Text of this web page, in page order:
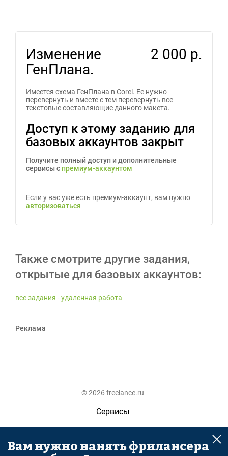
Изменение
ГенПлана.
2 000 р.
Имеется схема ГенПлана в Corel. Ее нужно
перевернуть и вместе с тем перевернуть все
текстовые составляющие данного макета.
Доступ к этому заданию для
базовых аккаунтов закрыт
Получите полный доступ и дополнительные
сервисы с премиум-аккаунтом
Если у вас уже есть премиум-аккаунт, вам нужно
авторизоваться
Также смотрите другие задания,
открытые для базовых аккаунтов:
все задания - удаленная работа
Реклама
© 2026 freelance.ru
Сервисы
Помощь
Поиск
Вам нужно нанять фрилансера